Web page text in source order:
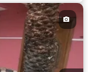
Patio
Conserje